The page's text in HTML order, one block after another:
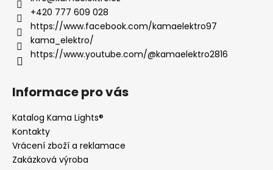
+420 777 609 028
https://www.facebook.com/kamaelektro97
kama_elektro/
https://www.youtube.com/@kamaelektro2816
Informace pro vás
Katalog Kama Lights®
Kontakty
Vrácení zboží a reklamace
Zakázková výroba